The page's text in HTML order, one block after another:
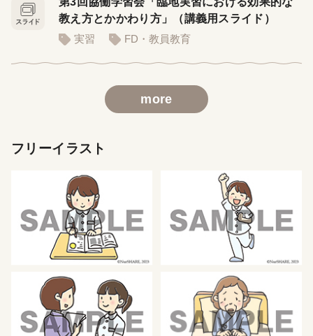
教え方とかかわり方」（講義用スライド）
実習
FD・教員教育
more
フリーイラスト